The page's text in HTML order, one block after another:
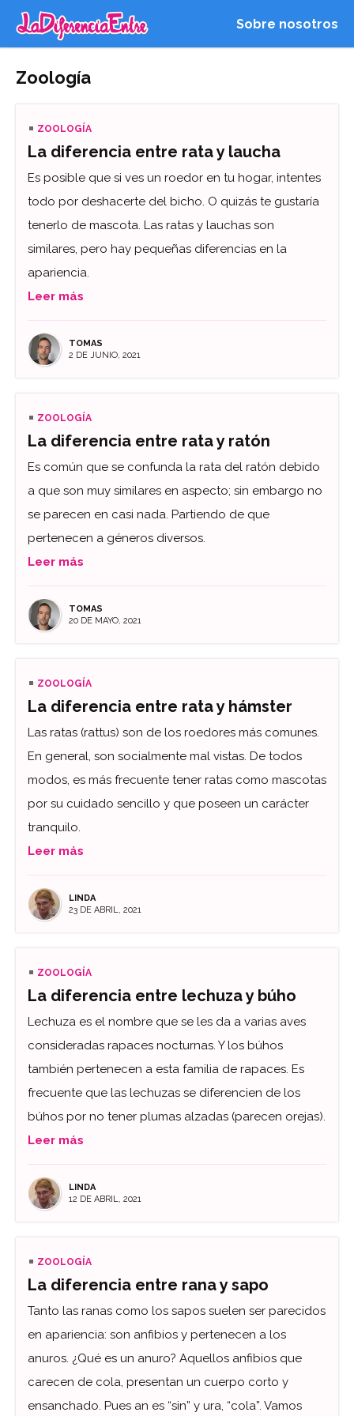
Sobre nosotros
Zoología
ZOOLOGÍA
La diferencia entre rata y laucha
Es posible que si ves un roedor en tu hogar, intentes
todo por deshacerte del bicho. O quizás te gustaría
tenerlo de mascota. Las ratas y lauchas son
similares, pero hay pequeñas diferencias en la
apariencia.
Leer más
TOMAS
2 DE JUNIO, 2021
ZOOLOGÍA
La diferencia entre rata y ratón
Es común que se confunda la rata del ratón debido
a que son muy similares en aspecto; sin embargo no
se parecen en casi nada. Partiendo de que
pertenecen a géneros diversos.
Leer más
TOMAS
20 DE MAYO, 2021
ZOOLOGÍA
La diferencia entre rata y hámster
Las ratas (rattus) son de los roedores más comunes.
En general, son socialmente mal vistas. De todos
modos, es más frecuente tener ratas como mascotas
por su cuidado sencillo y que poseen un carácter
tranquilo.
Leer más
LINDA
23 DE ABRIL, 2021
ZOOLOGÍA
La diferencia entre lechuza y búho
Lechuza es el nombre que se les da a varias aves
consideradas rapaces nocturnas. Y los búhos
también pertenecen a esta familia de rapaces. Es
frecuente que las lechuzas se diferencien de los
búhos por no tener plumas alzadas (parecen orejas).
Leer más
LINDA
12 DE ABRIL, 2021
ZOOLOGÍA
La diferencia entre rana y sapo
Tanto las ranas como los sapos suelen ser parecidos
en apariencia: son anfibios y pertenecen a los
anuros. ¿Qué es un anuro? Aquellos anfibios que
carecen de cola, presentan un cuerpo corto y
ensanchado. Pues an es “sin” y ura, “cola”. Vamos